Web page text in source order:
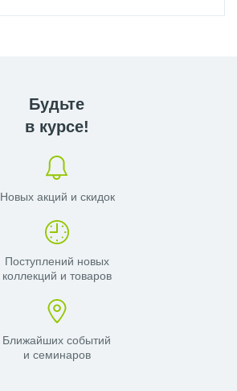
Будьте
в курсе!
Новых акций и скидок
Поступлений новых
коллекций и товаров
Ближайших событий
и семинаров